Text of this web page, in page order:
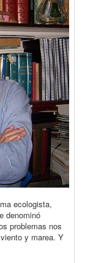
ecologista,
denominó
problemas nos
y marea. Y